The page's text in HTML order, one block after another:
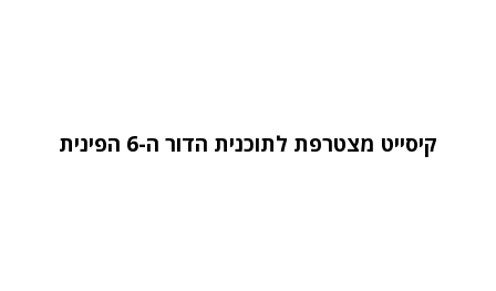
קיסייט מצטרפת לתוכנית הדור ה-6 הפינית